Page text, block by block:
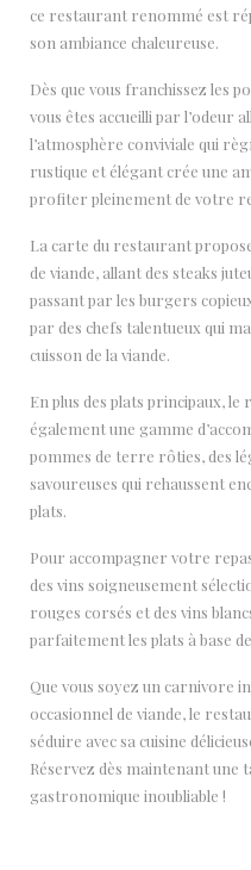
ce restaurant renommé est
son ambiance chaleureuse.
Dès que vous franchissez les
vous êtes accueilli par l’odeur
l’atmosphère conviviale qui
rustique et élégant crée une
profiter pleinement de votre
La carte du restaurant
de viande, allant des steaks
passant par les burgers
par des chefs talentueux qui
cuisson de la viande.
En plus des plats principaux,
également une gamme
pommes de terre rôties, des
savoureuses qui rehaussent
plats.
Pour accompagner votre
des vins soigneusement
rouges corsés et des vins
parfaitement les plats à base
Que vous soyez un carnivore
occasionnel de viande, le
séduire avec sa cuisine
Réservez dès maintenant une
gastronomique inoubliable !